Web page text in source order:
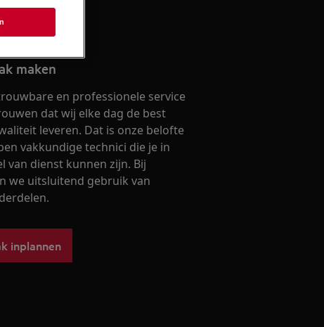
maken
en professionele service
dat wij elke dag de best
leveren. Dat is onze belofte
vakkundige technici die je in
van dienst kunnen zijn. Bij
we uitsluitend gebruik van
inplannen